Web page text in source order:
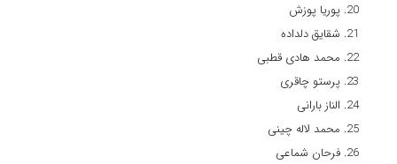
پوريا پوزش
شقايق دلداده
محمد هادی قطبی
پرستو چاقری
الناز بارانی
محمد لاله چینی
فرحان شماعی